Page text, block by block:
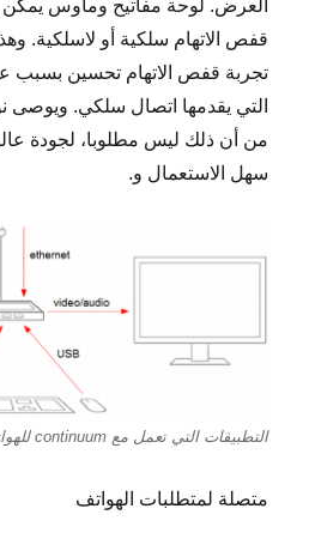
العرض. لوحة مفاتيح وماوس
قفص الاتهام سلكية أو لاسلكية.
تجربة قفص الاتهام تحسين بسبب
من أن ذلك ليس مطلوبا، لجودة
سهل الاستعمال و.
التطبيقات التي تعمل مع continuum للهواتف
متصلة لمتطلبات الهواتف